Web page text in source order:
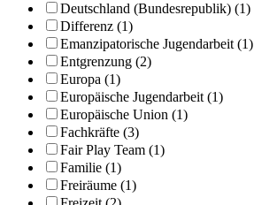
Deutschland (Bundesrepublik) (1)
Differenz (1)
Emanzipatorische Jugendarbeit (1)
Entgrenzung (2)
Europa (1)
Europäische Jugendarbeit (1)
Europäische Union (1)
Fachkräfte (3)
Fair Play Team (1)
Familie (1)
Freiräume (1)